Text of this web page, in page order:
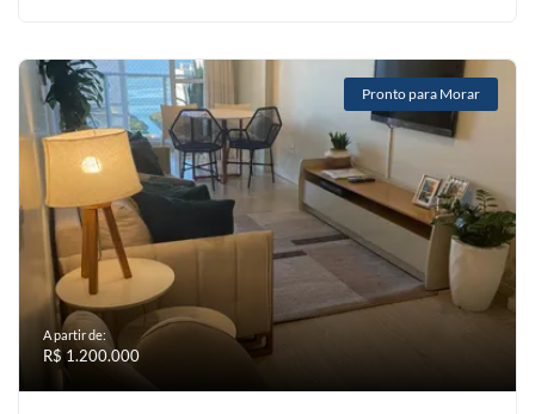
Pronto para Morar
A partir de:
R$ 1.200.000